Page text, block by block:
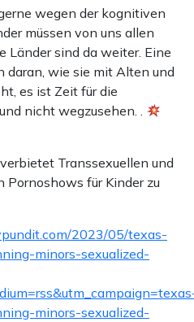
wegen der kognitiven
müssen von uns allen
Länder sind da weiter. Eine
daran, wie sie mit Alten und
es ist Zeit für die
nicht wegzusehen. .
Transsexuellen und
Pornoshows für Kinder zu
2023/05/texas-
minors-sexualized-
minors-sexualized-